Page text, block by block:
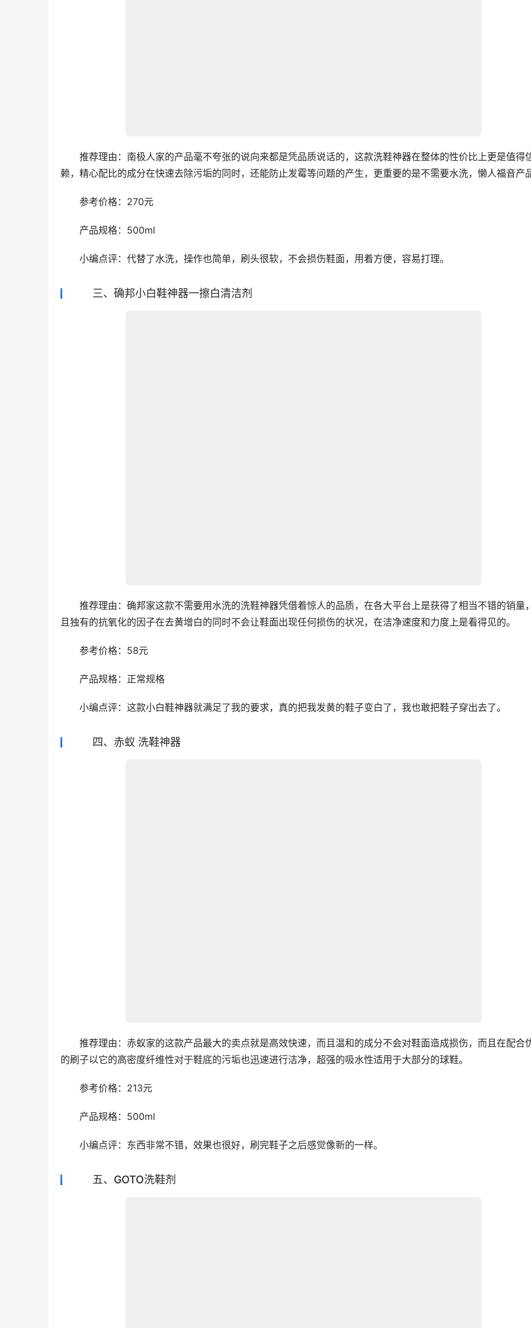
推荐理由：南极人家的产品毫不夸张的说向来都是凭品质说话的，这款洗鞋神器在整体的性价比上更是值得
赖，精心配比的成分在快速去除污垢的同时，还能防止发霉等问题的产生，更重要的是不需要水洗，懒人福音产
参考价格：270元
产品规格：500ml
小编点评：代替了水洗，操作也简单，刷头很软，不会损伤鞋面，用着方便，容易打理。
三、确邦小白鞋神器一擦白清洁剂
推荐理由：确邦家这款不需要用水洗的洗鞋神器凭借着惊人的品质，在各大平台上是获得了相当不错的销量
且独有的抗氧化的因子在去黄增白的同时不会让鞋面出现任何损伤的状况，在洁净速度和力度上是看得见的。
参考价格：58元
产品规格：正常规格
小编点评：这款小白鞋神器就满足了我的要求，真的把我发黄的鞋子变白了，我也敢把鞋子穿出去了。
四、赤蚁 洗鞋神器
推荐理由：赤蚁家的这款产品最大的卖点就是高效快速，而且温和的成分不会对鞋面造成损伤，而且在配合
的刷子以它的高密度纤维性对于鞋底的污垢也迅速进行洁净，超强的吸水性适用于大部分的球鞋。
参考价格：213元
产品规格：500ml
小编点评：东西非常不错，效果也很好，刷完鞋子之后感觉像新的一样。
五、GOTO洗鞋剂